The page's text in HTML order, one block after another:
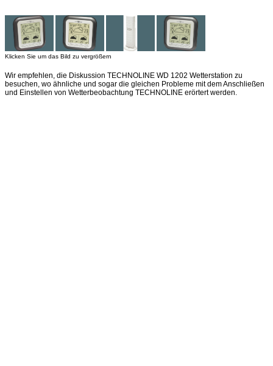
Klicken Sie um das Bild zu vergrößern
Wir empfehlen, die Diskussion TECHNOLINE WD 1202 Wetterstation zu
besuchen, wo ähnliche und sogar die gleichen Probleme mit dem Anschließen
und Einstellen von Wetterbeobachtung TECHNOLINE erörtert werden.